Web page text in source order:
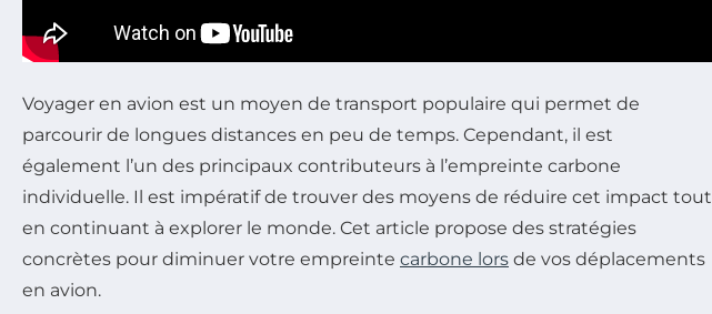
Voyager en avion est un moyen de transport populaire qui permet de
parcourir de longues distances en peu de temps. Cependant, il est
également l’un des principaux contributeurs à l’empreinte carbone
individuelle. Il est impératif de trouver des moyens de réduire cet impact tout
en continuant à explorer le monde. Cet article propose des stratégies
concrètes pour diminuer votre empreinte carbone lors de vos déplacements
en avion.